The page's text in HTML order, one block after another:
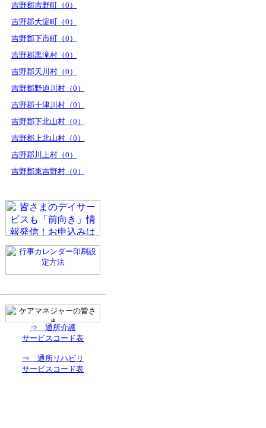
吉野郡吉野町（0）
吉野郡大淀町（0）
吉野郡下市町（0）
吉野郡黒滝村（0）
吉野郡天川村（0）
吉野郡野迫川村（0）
吉野郡十津川村（0）
吉野郡下北山村（0）
吉野郡上北山村（0）
吉野郡川上村（0）
吉野郡東吉野村（0）
⇒ 通所介護
サービスコード表
⇒ 通所リハビリ
サービスコード表